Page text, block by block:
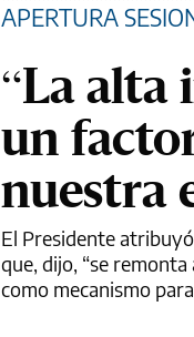
APERTURA
“La alta
un
nuestra
El Presidente
que, dijo, “se
como mecanismo